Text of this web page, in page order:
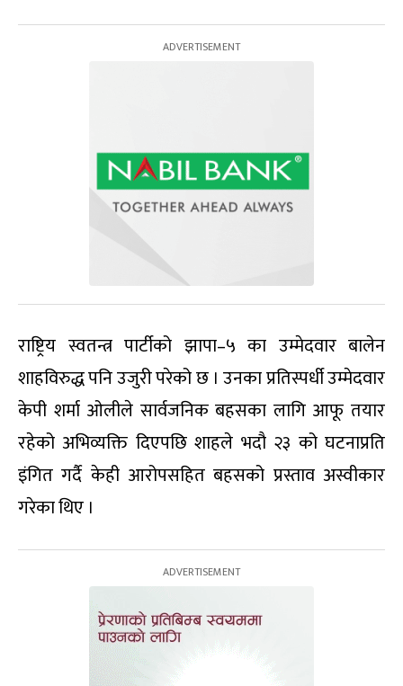
राष्ट्रिय स्वतन्त्र पार्टीको झापा–५ का उम्मेदवार बालेन
शाहविरुद्ध पनि उजुरी परेको छ । उनका प्रतिस्पर्धी उम्मेदवार
केपी शर्मा ओलीले सार्वजनिक बहसका लागि आफू तयार
रहेको अभिव्यक्ति दिएपछि शाहले भदौ २३ को घटनाप्रति
इंगित गर्दै केही आरोपसहित बहसको प्रस्ताव अस्वीकार
गरेका थिए ।